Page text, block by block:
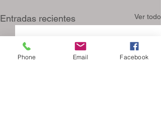
Entradas recientes Ver todo
Phone Email Facebook